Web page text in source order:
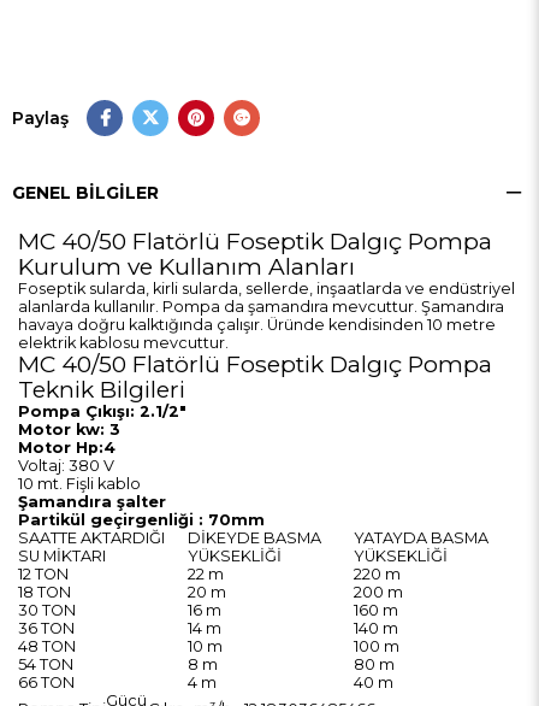
Paylaş
GENEL BILGILER
MC 40/50 Flatörlü Foseptik Dalgıç Pompa
Kurulum ve Kullanım Alanları
Foseptik sularda, kirli sularda, sellerde, inşaatlarda ve endüstriyel
alanlarda kullanılır. Pompa da şamandıra mevcuttur. Şamandıra
havaya doğru kalktığında çalışır. Üründe kendisinden 10 metre
elektrik kablosu mevcuttur.
MC 40/50 Flatörlü Foseptik Dalgıç Pompa
Teknik Bilgileri
Pompa Çıkışı: 2.1/2"
Motor kw: 3
Motor Hp:4
Voltaj: 380 V
10 mt. Fişli kablo
Şamandıra şalter
Partikül geçirgenliği : 70mm
SAATTE AKTARDIĞI
SU MİKTARI
DİKEYDE BASMA
YÜKSEKLİĞİ
YATAYDA BASMA
YÜKSEKLİĞİ
12 TON
22 m
220 m
18 TON
20 m
200 m
30 TON
16 m
160 m
36 TON
14 m
140 m
48 TON
10 m
100 m
54 TON
8 m
80 m
66 TON
4 m
40 m
Gücü